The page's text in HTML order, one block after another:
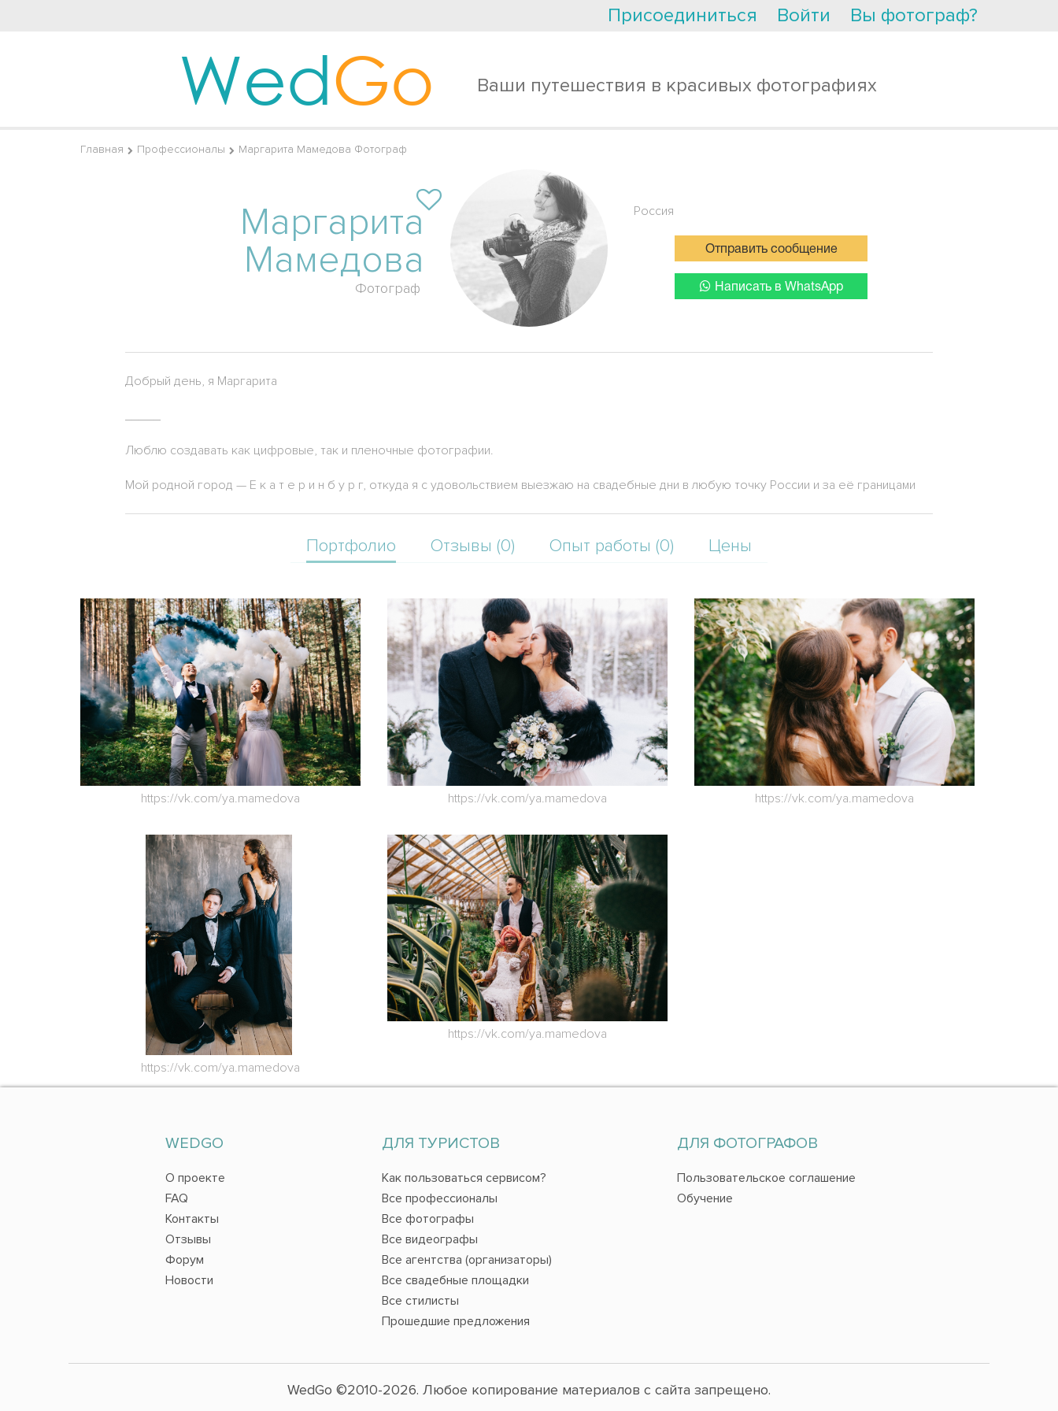
Присоединиться Войти Вы фотограф?
WedGo Ваши путешествия в красивых фотографиях
Главная Профессионалы Маргарита Мамедова Фотограф
Маргарита
Мамедова
Фотограф
Россия
Отправить сообщение
Написать в WhatsApp
Добрый день, я Маргарита
_____
Люблю создавать как цифровые, так и пленочные фотографии.
Мой родной город — Е к а т е р и н б у р г, откуда я с удовольствием выезжаю на свадебные дни в любую точку России и за её границами
Портфолио Отзывы (0) Опыт работы (0) Цены
https://vk.com/ya.mamedova https://vk.com/ya.mamedova https://vk.com/ya.mamedova
https://vk.com/ya.mamedova
https://vk.com/ya.mamedova
WEDGO
О проекте
FAQ
Контакты
Отзывы
Форум
Новости
ДЛЯ ТУРИСТОВ
Как пользоваться сервисом?
Все профессионалы
Все фотографы
Все видеографы
Все агентства (организаторы)
Все свадебные площадки
Все стилисты
Прошедшие предложения
ДЛЯ ФОТОГРАФОВ
Пользовательское соглашение
Обучение
WedGo ©2010-2026. Любое копирование материалов с сайта запрещено.